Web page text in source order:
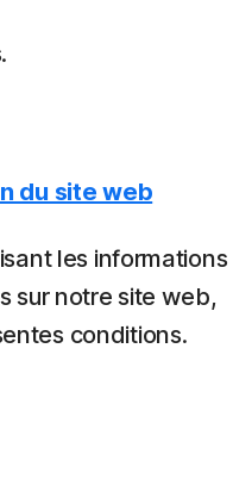
du site web
les informations
sur notre site web,
conditions.